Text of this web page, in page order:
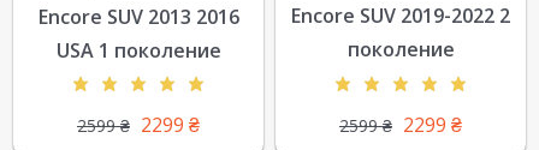
Encore SUV 2013 2016
USA 1 поколение
2599₴ 2299 ₴
Encore SUV 2019-2022 2
поколение
2599₴ 2299 ₴